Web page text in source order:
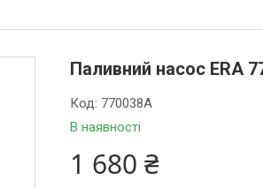
Паливний насос ERA
В наявності
Код: 770038A
1 680 ₴